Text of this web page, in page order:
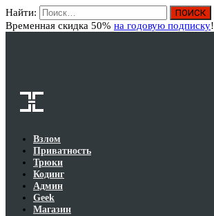
Найти:
Временная скидка 50% на годовую подписку!
Взлом
Приватность
Трюки
Кодинг
Админ
Geek
Магазин